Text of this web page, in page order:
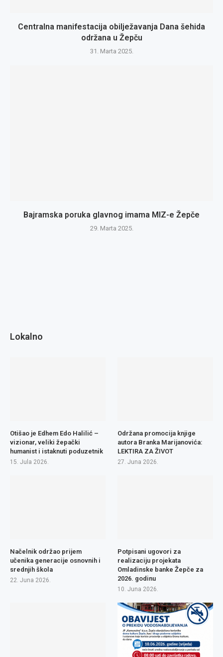
Centralna manifestacija obilježavanja Dana šehida
održana u Žepču
31. Marta 2025.
Bajramska poruka glavnog imama MIZ-e Žepče
29. Marta 2025.
Lokalno
Otišao je Edhem Edo Halilić –
vizionar, veliki žepački
humanist i istaknuti poduzetnik
15. Jula 2026.
Održana promocija knjige
autora Branka Marijanovića:
LEKTIRA ZA ŽIVOT
27. Juna 2026.
Načelnik održao prijem
učenika generacije osnovnih i
srednjih škola
22. Juna 2026.
Potpisani ugovori za
realizaciju projekata
Omladinske banke Žepče za
2026. godinu
10. Juna 2026.